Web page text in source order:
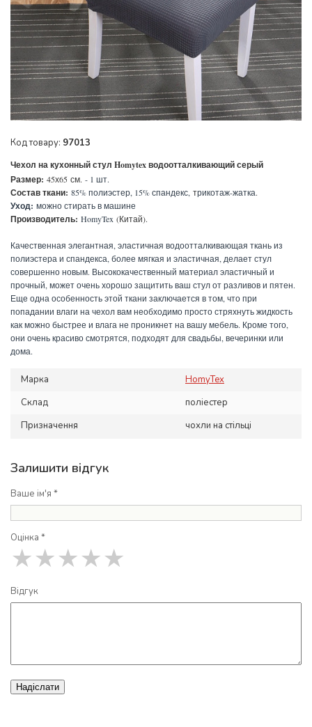
Код товару: 97013
Чехол на кухонный стул Homytex водоотталкивающий серый
Размер: 45х65 см. - 1 шт.
Состав ткани: 85% полиэстер, 15% спандекс, трикотаж-жатка.
Уход: можно стирать в машине
Производитель: HomyTex (Китай).
Качественная элегантная, эластичная водоотталкивающая ткань из
полиэстера и спандекса, более мягкая и эластичная, делает стул
совершенно новым. Высококачественный материал эластичный и
прочный, может очень хорошо защитить ваш стул от разливов и пятен.
Еще одна особенность этой ткани заключается в том, что при
попадании влаги на чехол вам необходимо просто стряхнуть жидкость
как можно быстрее и влага не проникнет на вашу мебель. Кроме того,
они очень красиво смотрятся, подходят для свадьбы, вечеринки или
дома.
Марка
HomyTex
Склад
поліестер
Призначення
чохли на стільці
Залишити відгук
Ваше ім'я *
Оцінка *
★
★
★
★
★
Відгук
Надіслати